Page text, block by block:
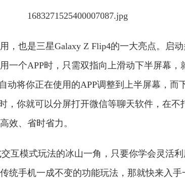
，也是三星Galaxy Z Flip4的一大亮点。启
一个APP时，只需双指向上滑动下半屏幕，
动将你正在使用的APP调整到上半屏幕，而
，你就可以分屏打开微信等聊天软件，在不
效、省时省力。
互模式玩法的冰山一角，只要你学会灵活
统手机一成不变的功能玩法，那就快来入手